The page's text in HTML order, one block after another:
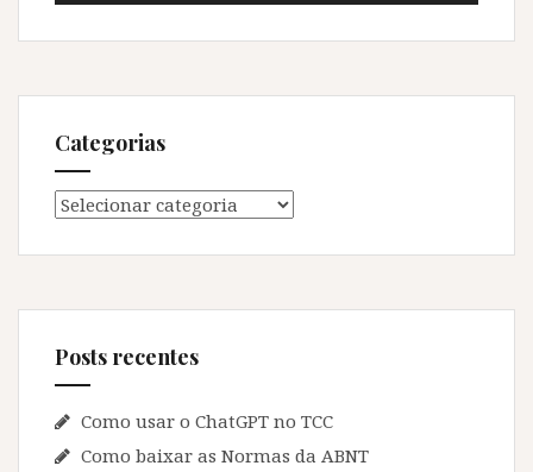
Categorias
Categorias
Posts recentes
Como usar o ChatGPT no TCC
Como baixar as Normas da ABNT